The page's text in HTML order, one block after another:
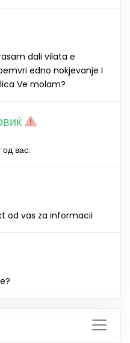
dali vilata e
edno nokjevanje I
Ve molam?
вас.
od vas za informacii